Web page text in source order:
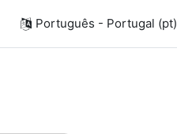
Português - Portugal ‎(pt)‎